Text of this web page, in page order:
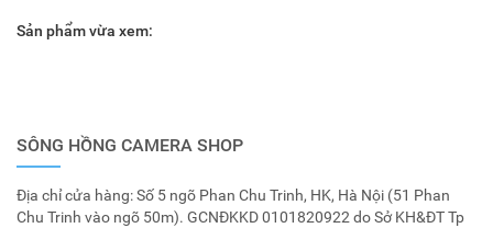
Sản phẩm vừa xem:
SÔNG HỒNG CAMERA SHOP
Địa chỉ cửa hàng: Số 5 ngõ Phan Chu Trinh, HK, Hà Nội (51 Phan
Chu Trinh vào ngõ 50m). GCNĐKKD 0101820922 do Sở KH&ĐT Tp